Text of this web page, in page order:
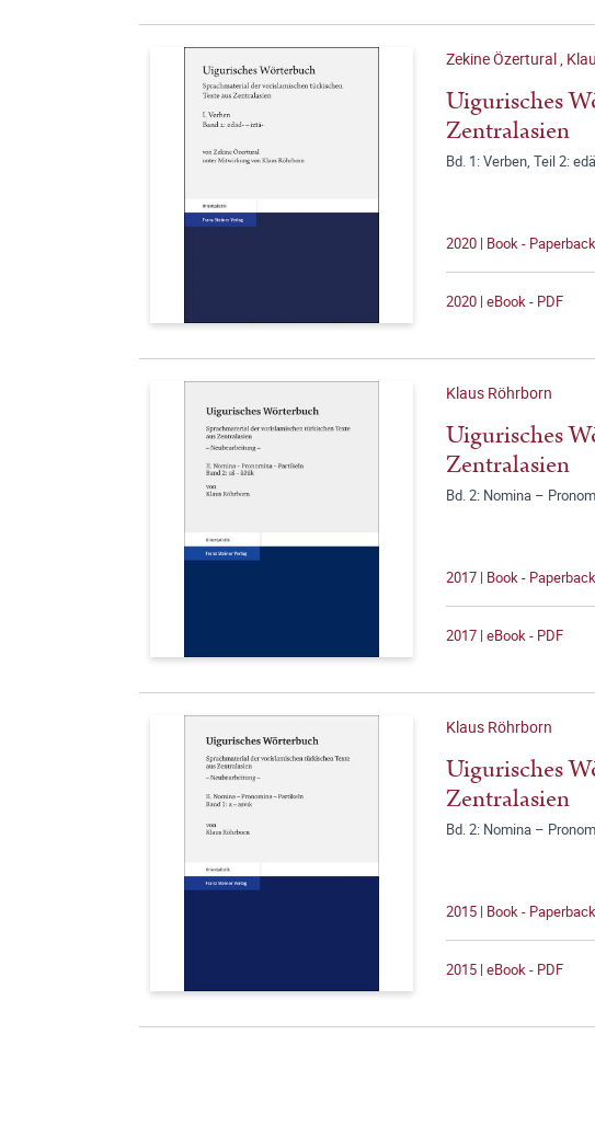
Zekine Özertural,
Uigurisches
Zentralasien
Bd. 1: Verben, Teil 2:
2020 | Book - Paperback
2020 | eBook - PDF
Klaus Röhrborn
Uigurisches
Zentralasien
Bd. 2: Nomina –
2017 | Book - Paperback
2017 | eBook - PDF
Klaus Röhrborn
Uigurisches
Zentralasien
Bd. 2: Nomina –
2015 | Book - Paperback
2015 | eBook - PDF